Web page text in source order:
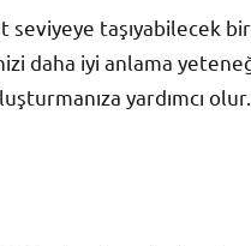
taşıyabilecek
daha iyi anlama
yardımcı